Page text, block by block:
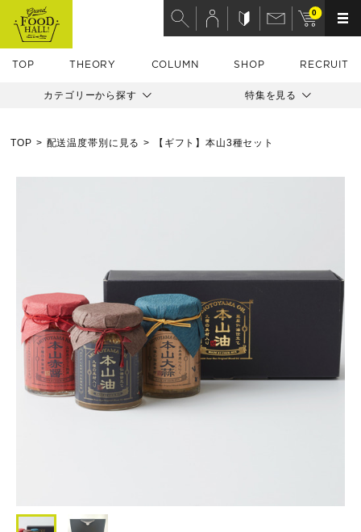
TOP THEORY COLUMN SHOP RECRUIT
0
カテゴリーから探す 特集を見る
TOP 配送温度帯別に見る 【ギフト】本山3種セット